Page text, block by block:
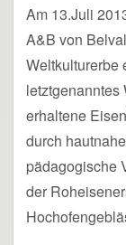
Am 13.Juli
A&B von
Weltkulturerbe
letztgenanntes
erhaltene
durch
pädagogische
der